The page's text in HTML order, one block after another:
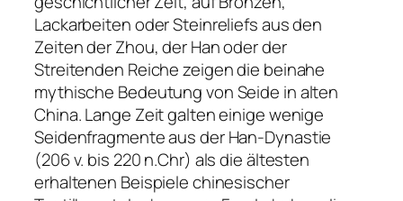
Lackarbeiten oder Steinreliefs aus den
Zeiten der Zhou, der Han oder der
Streitenden Reiche zeigen die beinahe
mythische Bedeutung von Seide in alten
China. Lange Zeit galten einige wenige
Seidenfragmente aus der Han-Dynastie
(206 v. bis 220 n.Chr) als die ältesten
erhaltenen Beispiele chinesischer